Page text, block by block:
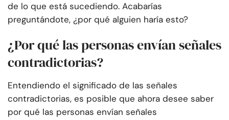
de lo que está sucediendo. Acabarías
preguntándote, ¿por qué alguien haría esto?
¿Por qué las personas envían señales
contradictorias?
Entendiendo el significado de las señales
contradictorias, es posible que ahora desee saber
por qué las personas envían señales